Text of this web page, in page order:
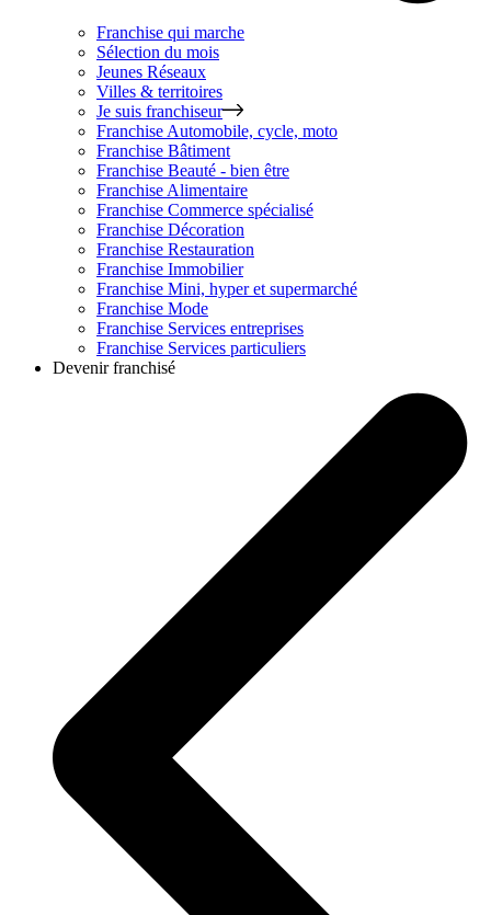
Franchise qui marche
Sélection du mois
Jeunes Réseaux
Villes & territoires
Je suis franchiseur
Franchise Automobile, cycle, moto
Franchise Bâtiment
Franchise Beauté - bien être
Franchise Alimentaire
Franchise Commerce spécialisé
Franchise Décoration
Franchise Restauration
Franchise Immobilier
Franchise Mini, hyper et supermarché
Franchise Mode
Franchise Services entreprises
Franchise Services particuliers
Devenir franchisé